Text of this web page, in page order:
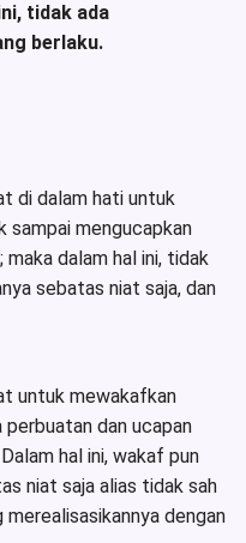
tidak ada
berlaku.
di dalam hati untuk
sampai mengucapkan
dalam hal ini, tidak
sebatas niat saja, dan
untuk mewakafkan
perbuatan dan ucapan
hal ini, wakaf pun
niat saja alias tidak sah
dengan